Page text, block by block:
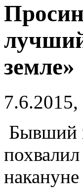
земле»
Бывший